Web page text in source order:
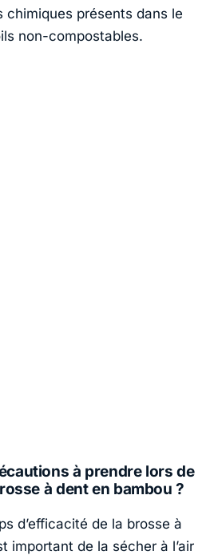
chimiques présents dans le
non-compostables.
à prendre lors de
à dent en bambou ?
d’efficacité de la brosse à
important de la sécher à l’air